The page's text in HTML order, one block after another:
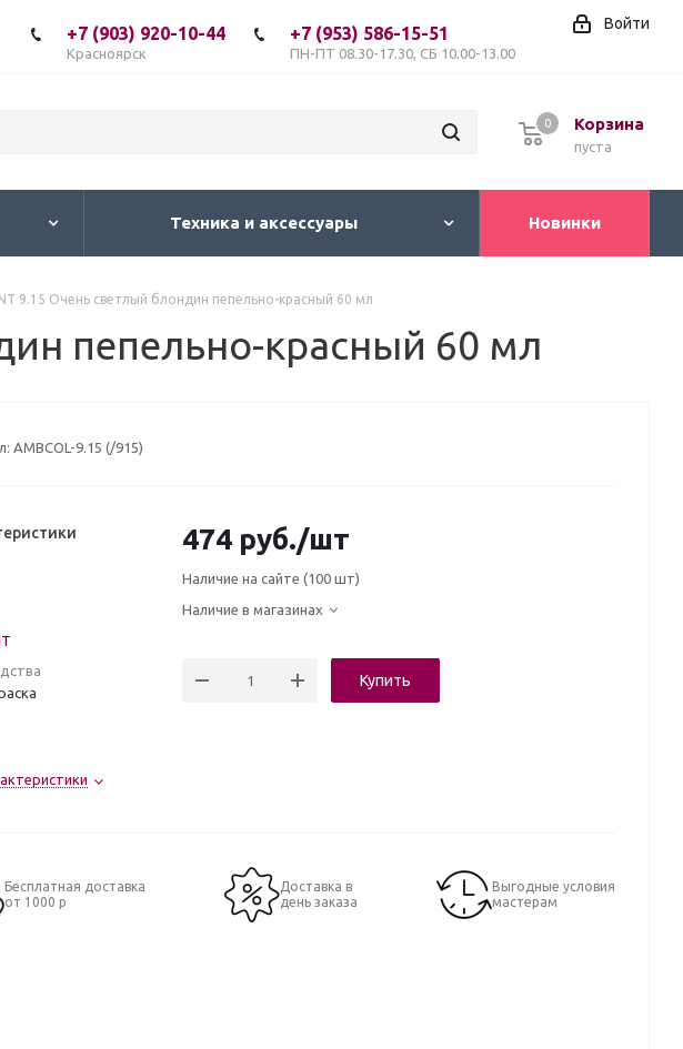
Войти
+7 (903) 920-10-44
Красноярск
+7 (953) 586-15-51
ПН-ПТ 08.30-17.30, СБ 10.00-13.00
Корзина
пуста
0
Техника и аксессуары Новинки
9.15 Очень светлый блондин пепельно-красный 60 мл
пепельно-красный 60 мл
AMBCOL-9.15 (/915)
474 руб./шт
Наличие на сайте (100 шт)
Наличие в магазинах
Купить
Бесплатная доставка
от 1000 р
Доставка в
день заказа
Выгодные условия
мастерам